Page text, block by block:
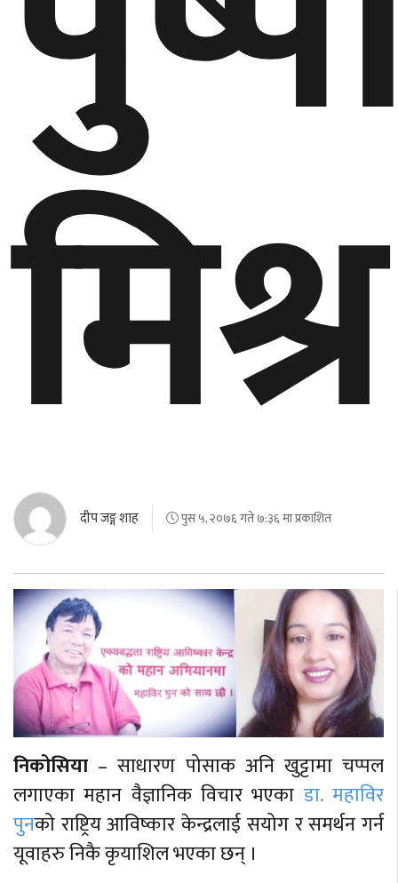
मिश्र
दीप जङ्ग शाह पुस ५, २०७६ गते ७:३६ मा प्रकाशित
निकोसिया – साधारण पोसाक अनि खुट्टामा चप्पल
लगाएका महान वैज्ञानिक विचार भएका डा. महाविर
पुनको राष्ट्रिय आविष्कार केन्द्रलाई सयोग र समर्थन गर्न
यूवाहरु निकै कृयाशिल भएका छन् ।